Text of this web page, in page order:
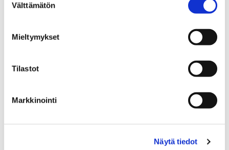
valinta
Välttämätön
Mieltymykset
Tilastot
Markkinointi
Näytä tiedot
2026 kello 7–17 välillä.
Kevyenliikenteenväylää joudutaan sulkemaan